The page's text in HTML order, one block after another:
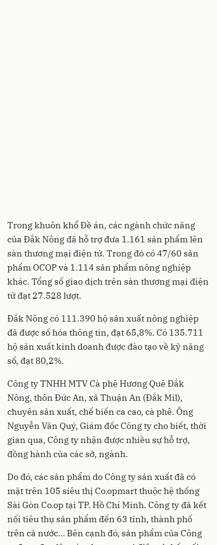
Trong khuôn khổ Đề án, các ngành chức năng
của Đắk Nông đã hỗ trợ đưa 1.161 sản phẩm lên
sàn thương mại điện tử. Trong đó có 47/60 sản
phẩm OCOP và 1.114 sản phẩm nông nghiệp
khác. Tổng số giao dịch trên sàn thương mại điện
tử đạt 27.528 lượt.
Đắk Nông có 111.390 hộ sản xuất nông nghiệp
đã được số hóa thông tin, đạt 65,8%. Có 135.711
hộ sản xuất kinh doanh được đào tạo về kỹ năng
số, đạt 80,2%.
Công ty TNHH MTV Cà phê Hương Quê Đắk
Nông, thôn Đức An, xã Thuận An (Đắk Mil),
chuyên sản xuất, chế biến ca cao, cà phê. Ông
Nguyễn Văn Quý, Giám đốc Công ty cho biết, thời
gian qua, Công ty nhận được nhiều sự hỗ trợ,
đồng hành của các sở, ngành.
Do đó, các sản phẩm do Công ty sản xuất đã có
mặt trên 105 siêu thị Co.opmart thuộc hệ thống
Sài Gòn Co.op tại TP. Hồ Chí Minh. Công ty đã kết
nối tiêu thụ sản phẩm đến 63 tỉnh, thành phố
trên cả nước… Bên cạnh đó, sản phẩm của Công